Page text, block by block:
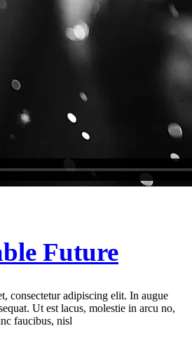
Future
consectetur adipiscing elit. In augue
Ut est lacus, molestie in arcu no,
faucibus, nisl